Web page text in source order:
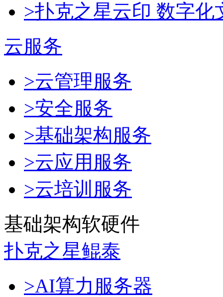
>扑克之星云印 数字化
云服务
>云管理服务
>安全服务
>基础架构服务
>云应用服务
>云培训服务
基础架构软硬件
扑克之星鲲泰
>AI算力服务器